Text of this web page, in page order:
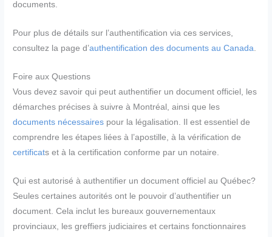
documents.
Pour plus de détails sur l’authentification via ces services,
consultez la page d’authentification des documents au Canada
Foire aux Questions
Vous devez savoir qui peut authentifier un document officiel, les
démarches précises à suivre à Montréal, ainsi que les
documents nécessaires pour la légalisation. Il est essentiel de
comprendre les étapes liées à l’apostille, à la vérification de
certificats et à la certification conforme par un notaire.
Qui est autorisé à authentifier un document officiel au Québec?
Seules certaines autorités ont le pouvoir d’authentifier un
document. Cela inclut les bureaux gouvernementaux
provinciaux, les greffiers judiciaires et certains fonctionnaires